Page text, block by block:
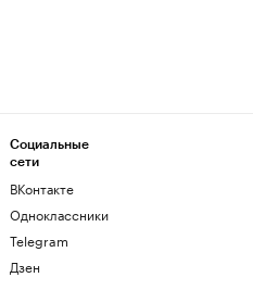
Социальные
сети
ВКонтакте
Одноклассники
Telegram
Дзен